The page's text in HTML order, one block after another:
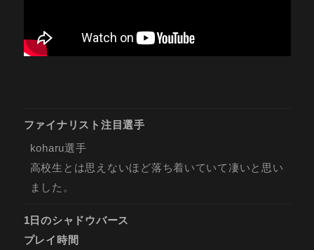
ファイナリスト注目選手
koharu選手
高校生とは思えないほど落ち着いていて凄いと思い
ました。
1日のシャドウバース
プレイ時間